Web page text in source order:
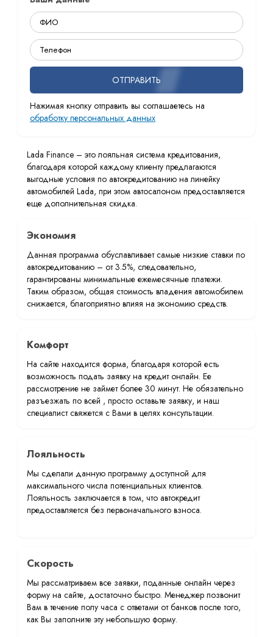
ОТПРАВИТЬ
Нажимая кнопку отправить вы соглашаетесь на
обработку персональных данных
Lada Finance – это лояльная система кредитования,
благодаря которой каждому клиенту предлагаются
выгодные условия по автокредитованию на линейку
автомобилей Lada, при этом автосалоном предоставляется
еще дополнительная скидка.
Экономия
Данная программа обуславливает самые низкие ставки по
автокредитованию – от 3.5%, следовательно,
гарантированы минимальные ежемесячные платежи.
Таким образом, общая стоимость владения автомобилем
снижается, благоприятно влияя на экономию средств.
Комфорт
На сайте находится форма, благодаря которой есть
возможность подать заявку на кредит онлайн. Ее
рассмотрение не займет более 30 минут. Не обязательно
разъезжать по всей , просто оставьте заявку, и наш
специалист свяжется с Вами в целях консультации.
Лояльность
Мы сделали данную программу доступной для
максимального числа потенциальных клиентов.
Лояльность заключается в том, что автокредит
предоставляется без первоначального взноса.
Скорость
Мы рассматриваем все заявки, поданные онлайн через
форму на сайте, достаточно быстро. Менеджер позвонит
Вам в течение полу часа с ответами от банков после того,
как Вы заполните эту небольшую форму.